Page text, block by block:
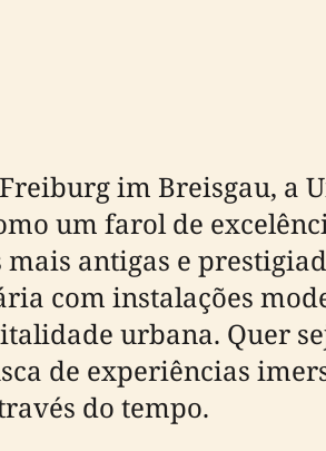
im Breisgau, a
um farol de
antigas e
com instalações
urbana. Quer
de experiências
do tempo.